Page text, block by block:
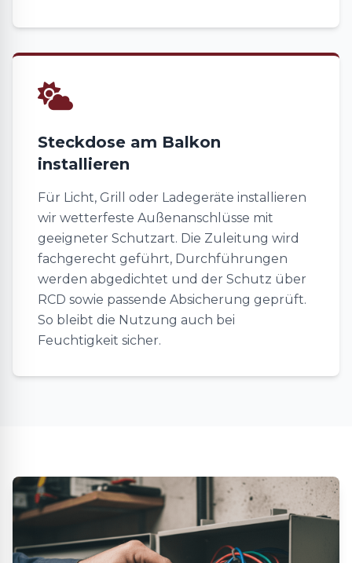
Steckdose am Balkon
installieren
Für Licht, Grill oder Ladegeräte installieren
wir wetterfeste Außenanschlüsse mit
geeigneter Schutzart. Die Zuleitung wird
fachgerecht geführt, Durchführungen
werden abgedichtet und der Schutz über
RCD sowie passende Absicherung geprüft.
So bleibt die Nutzung auch bei
Feuchtigkeit sicher.